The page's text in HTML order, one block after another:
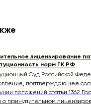
лицензирование
норм ГК РФ
Суд Российской
подтверждающее
положений статьи 1362
о принудительном